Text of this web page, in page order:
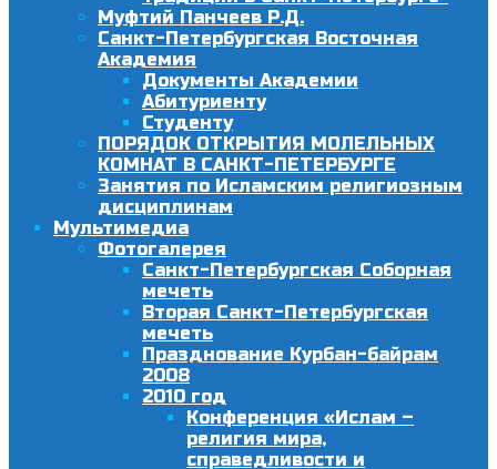
Муфтий Панчеев Р.Д.
Санкт-Петербургская Восточная
Академия
Документы Академии
Абитуриенту
Студенту
ПОРЯДОК ОТКРЫТИЯ МОЛЕЛЬНЫХ
КОМНАТ В САНКТ-ПЕТЕРБУРГЕ
Занятия по Исламским религиозным
дисциплинам
Мультимедиа
Фотогалерея
Санкт-Петербургская Соборная
мечеть
Вторая Санкт-Петербургская
мечеть
Празднование Курбан-байрам
2008
2010 год
Конференция «Ислам –
религия мира,
справедливости и